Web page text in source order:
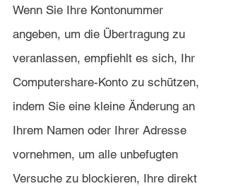
Wenn Sie Ihre Kontonummer
angeben, um die Übertragung zu
veranlassen, empfiehlt es sich, Ihr
Computershare-Konto zu schützen,
indem Sie eine kleine Änderung an
Ihrem Namen oder Ihrer Adresse
vornehmen, um alle unbefugten
Versuche zu blockieren, Ihre direkt